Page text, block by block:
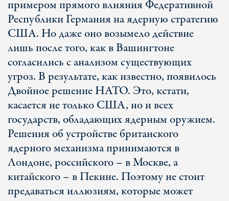
примером прямого влияния Федеративной
Республики Германия на ядерную стратегию
США. Но даже оно возымело действие
лишь после того, как в Вашингтоне
согласились с анализом существующих
угроз. В результате, как известно, появилось
Двойное решение НАТО. Это, кстати,
касается не только США, но и всех
государств, обладающих ядерным оружием.
Решения об устройстве британского
ядерного механизма принимаются в
Лондоне, российского – в Москве, а
китайского – в Пекине. Поэтому не стоит
предаваться иллюзиям, которые может